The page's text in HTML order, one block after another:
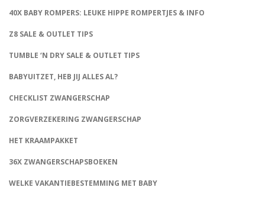
40X BABY ROMPERS: LEUKE HIPPE ROMPERTJES & INFO
Z8 SALE & OUTLET TIPS
TUMBLE ‘N DRY SALE & OUTLET TIPS
BABYUITZET, HEB JIJ ALLES AL?
CHECKLIST ZWANGERSCHAP
ZORGVERZEKERING ZWANGERSCHAP
HET KRAAMPAKKET
36X ZWANGERSCHAPSBOEKEN
WELKE VAKANTIEBESTEMMING MET BABY